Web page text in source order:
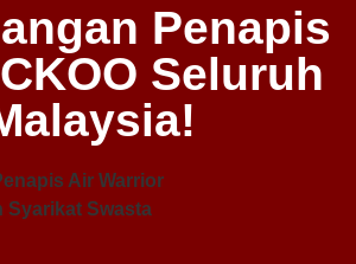
Penapis
Seluruh
Air Warrior
Syarikat Swasta